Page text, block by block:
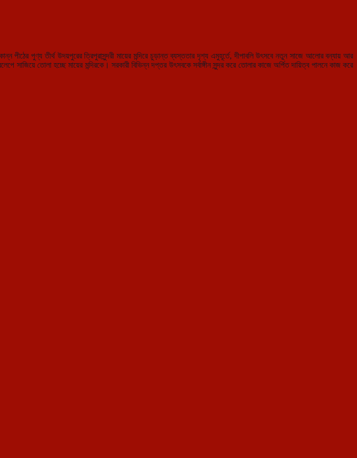
পীঠের পুণ্য তীর্থ উদয়পুরের ত্রিপুরাসুন্দরী মায়ের মন্দিরে চুড়ান্ত ব্যস্ততার দৃশ্য এমুহূর্তে, দীপাবলি উৎসবে নতুন সাজে আলোর বন্যায় আর
সাজিয়ে তোলা হচ্ছে মায়ের মন্দিরকে। সরকারী বিভিন্ন দপ্তর উৎসবকে সর্বাঙ্গীন সুন্দর করে তোলার কাজে অর্পিত দায়িত্ব পালনে কাজ করে